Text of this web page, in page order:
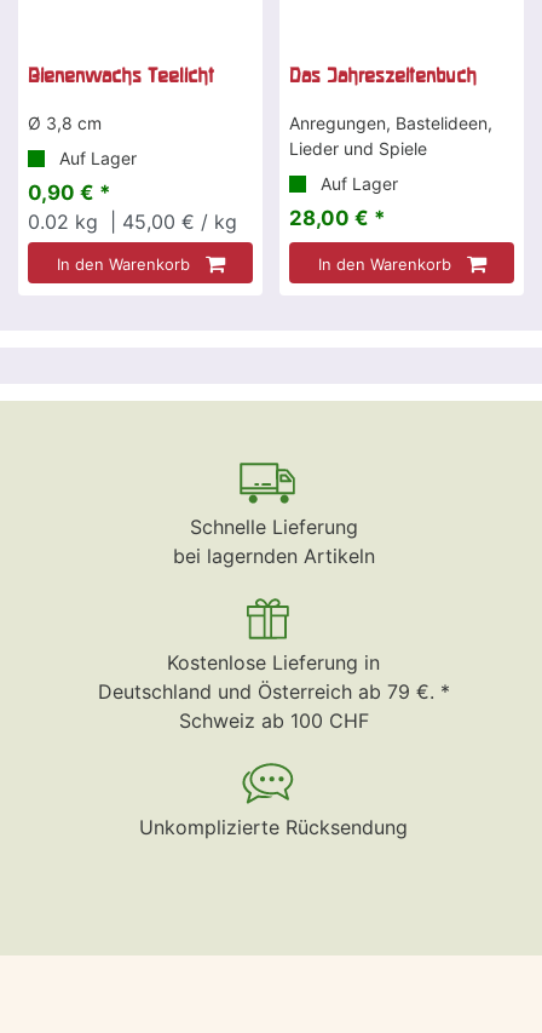
Bienenwachs Teelicht
Ø 3,8 cm
Auf Lager
0,90 € *
0.02 kg | 45,00 € / kg
In den Warenkorb
Das Jahreszeitenbuch
Anregungen, Bastelideen,
Lieder und Spiele
Auf Lager
28,00 € *
In den Warenkorb
Schnelle Lieferung
bei lagernden Artikeln
Kostenlose Lieferung in
Deutschland und Österreich ab 79 €. *
Schweiz ab 100 CHF
Unkomplizierte Rücksendung